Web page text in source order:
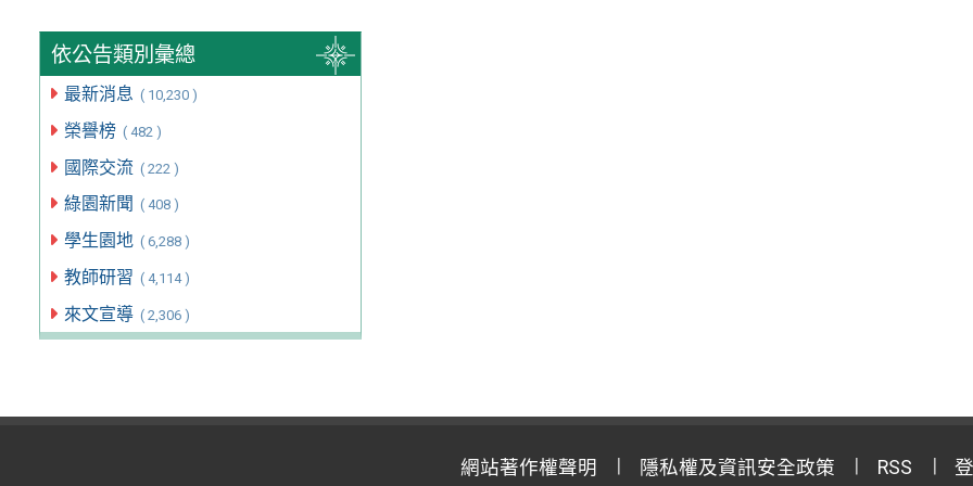
依公告類別彙總
最新消息 ( 10,230 )
榮譽榜 ( 482 )
國際交流 ( 222 )
綠園新聞 ( 408 )
學生園地 ( 6,288 )
教師研習 ( 4,114 )
來文宣導 ( 2,306 )
網站著作權聲明 隱私權及資訊安全政策 RSS